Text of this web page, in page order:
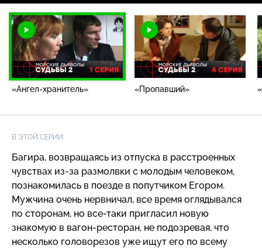
«Ангел-хранитель» «Пропавший»
В ЭТОЙ СЕРИИ:
Багира, возвращаясь из отпуска в расстроенных
чувствах из-за размолвки с молодым человеком,
познакомилась в поезде в попутчиком Егором.
Мужчина очень нервничал, все время оглядывался
по сторонам, но все-таки пригласил новую
знакомую в вагон-ресторан, не подозревая, что
несколько головорезов уже ищут его по всему